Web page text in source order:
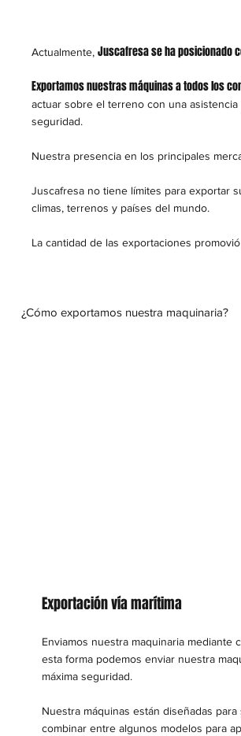
¿Cómo exportamos nuestra maquinaria?
Actualmente,Juscafresa se ha posicionado
Exportamos nuestras máquinas a todos los
actuar sobre el terreno con una
seguridad.
Nuestra presencia en los principales
Juscafresa no tiene límites para exportar
climas, terrenos y países del mundo.
La cantidad de las exportaciones
Exportación vía marítima
Enviamos nuestra maquinaria
esta forma podemos enviar nuestra
máxima seguridad.
Nuestra máquinas están diseñadas
combinar entre algunos modelos para